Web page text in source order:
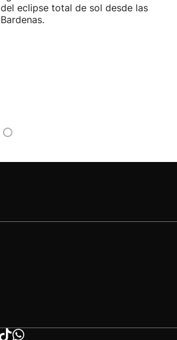
del eclipse total de sol desde las
Bardenas.